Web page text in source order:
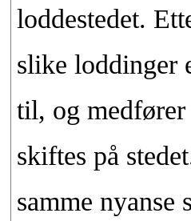
loddestedet.
slike loddinger
til, og medfører
skiftes på
samme